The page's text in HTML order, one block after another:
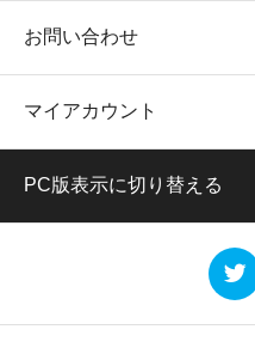
お問い合わせ
マイアカウント
PC版表示に切り替える